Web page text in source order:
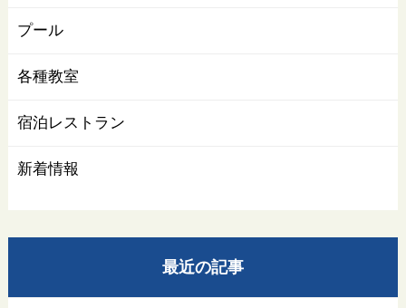
プール
各種教室
宿泊レストラン
新着情報
最近の記事